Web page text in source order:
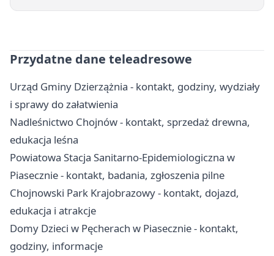
Przydatne dane teleadresowe
Urząd Gminy Dzierzążnia - kontakt, godziny, wydziały
i sprawy do załatwienia
Nadleśnictwo Chojnów - kontakt, sprzedaż drewna,
edukacja leśna
Powiatowa Stacja Sanitarno-Epidemiologiczna w
Piasecznie - kontakt, badania, zgłoszenia pilne
Chojnowski Park Krajobrazowy - kontakt, dojazd,
edukacja i atrakcje
Domy Dzieci w Pęcherach w Piasecznie - kontakt,
godziny, informacje